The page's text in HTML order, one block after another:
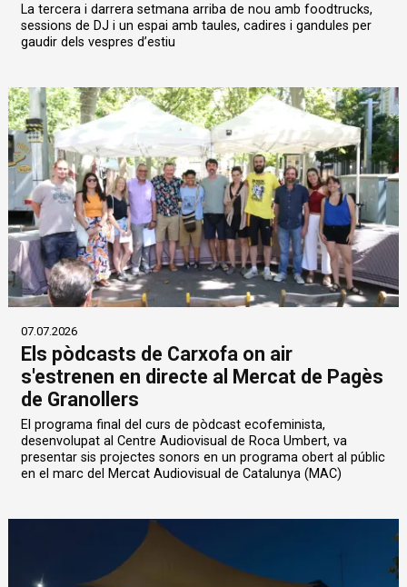
La tercera i darrera setmana arriba de nou amb foodtrucks,
sessions de DJ i un espai amb taules, cadires i gandules per
gaudir dels vespres d’estiu
07.07.2026
Els pòdcasts de Carxofa on air
s'estrenen en directe al Mercat de Pagès
de Granollers
El programa final del curs de pòdcast ecofeminista,
desenvolupat al Centre Audiovisual de Roca Umbert, va
presentar sis projectes sonors en un programa obert al públic
en el marc del Mercat Audiovisual de Catalunya (MAC)